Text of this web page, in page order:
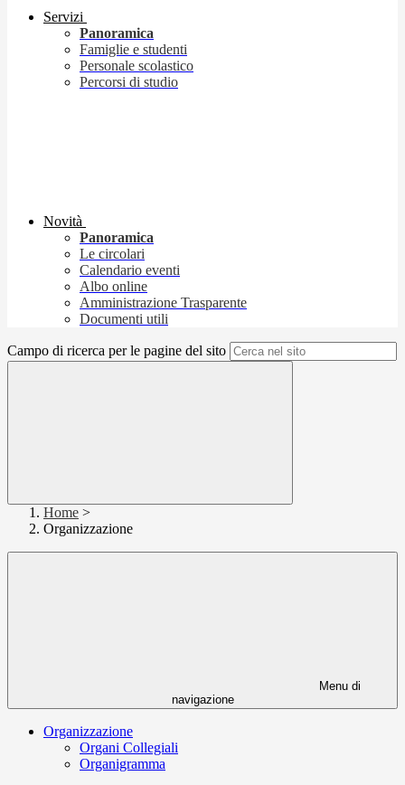
Servizi
Panoramica
Famiglie e studenti
Personale scolastico
Percorsi di studio
Novità
Panoramica
Le circolari
Calendario eventi
Albo online
Amministrazione Trasparente
Documenti utili
Campo di ricerca per le pagine del sito
Home >
Organizzazione
Menu di
navigazione
Organizzazione
Organi Collegiali
Organigramma